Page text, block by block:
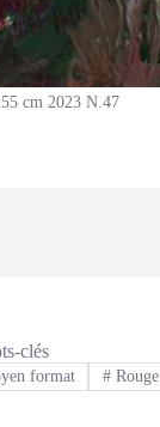
cm 2023 N.47
clés
format # Rouge